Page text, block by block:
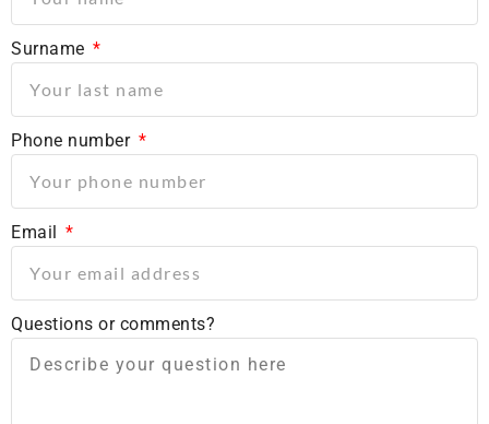
Surname
Phone number
Email
Questions or comments?